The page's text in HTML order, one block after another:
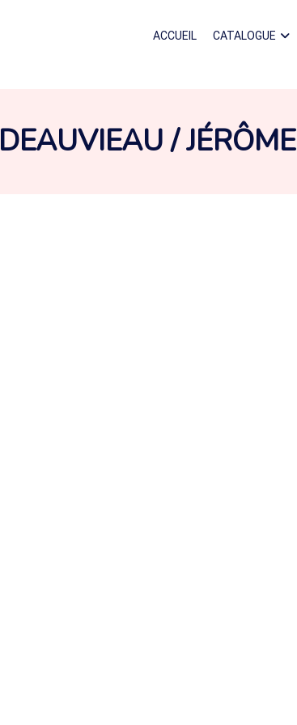
ACCUEIL CATALOGUE
AUTEUR :
DEAUVIEAU / JÉRÔME